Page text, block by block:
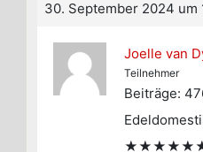
30. September 2024 um
Joelle van
Teilnehmer
Beiträge: